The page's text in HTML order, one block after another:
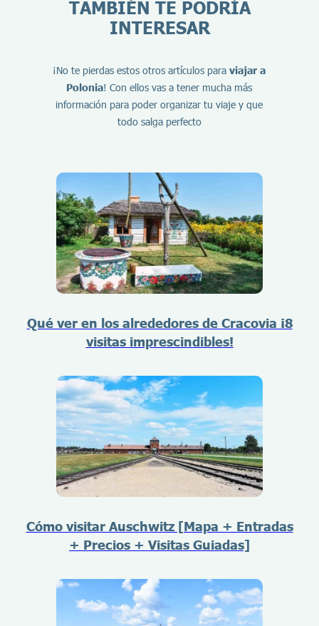
TAMBIÉN TE PODRÍA
INTERESAR
¡No te pierdas estos otros artículos paraviajar a
Polonia! Con ellos vas a tener mucha más
información para poder organizar tu viaje y que
todo salga perfecto
Qué ver en los alrededores de Cracovia ¡8
visitas imprescindibles!
Cómo visitar Auschwitz [Mapa + Entradas
+ Precios + Visitas Guiadas]